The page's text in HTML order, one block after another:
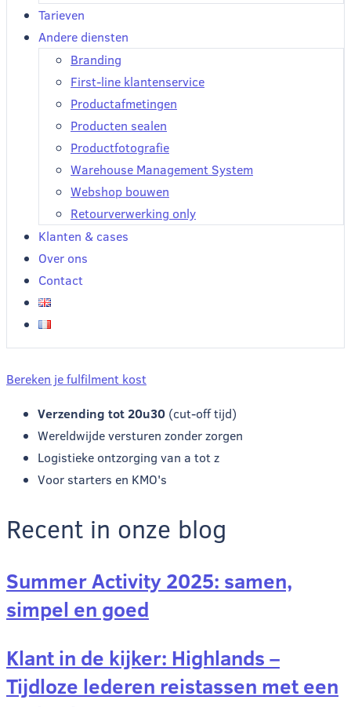
Tarieven
Andere diensten
Branding
First-line klantenservice
Productafmetingen
Producten sealen
Productfotografie
Warehouse Management System
Webshop bouwen
Retourverwerking only
Klanten & cases
Over ons
Contact
Bereken je fulfilment kost
Verzending tot 20u30 (cut-off tijd)
Wereldwijde versturen zonder zorgen
Logistieke ontzorging van a tot z
Voor starters en KMO's
Recent in onze blog
Summer Activity 2025: samen,
simpel en goed
Klant in de kijker: Highlands –
Tijdloze lederen reistassen met een